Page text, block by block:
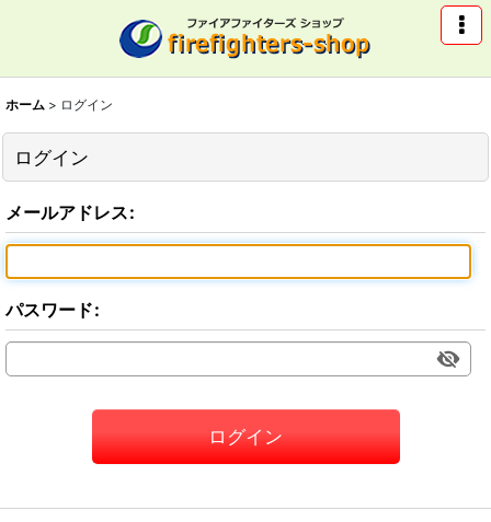
ホーム > ログイン
ログイン
メールアドレス:
パスワード:
ログイン